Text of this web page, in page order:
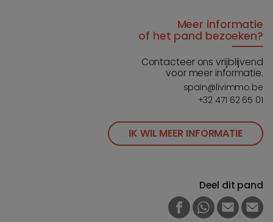
Meer informatie
of het pand bezoeken?
Contacteer ons vrijblijvend
voor meer informatie.
spain@livimmo.be
+32 471 62 65 01
IK WIL MEER INFORMATIE
Deel dit pand
FACEBOOK
WHATSAPP
E-MAIL